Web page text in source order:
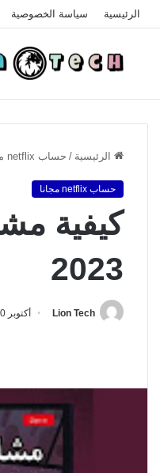
الرئيسية سياسة الخصوصية
الرئيسية / حساب netflix مجانا
حساب netflix مجانا
2023
Lion Tech أكتوبر 30, 2025